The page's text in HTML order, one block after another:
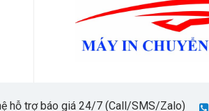
hỗ trợ báo giá 24/7 (Call/SMS/Zalo)